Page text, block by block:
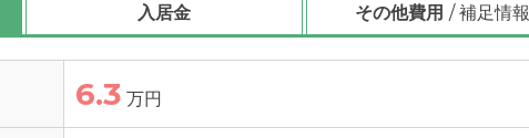
入居金 その他費用 / 補足情報
6.3 万円